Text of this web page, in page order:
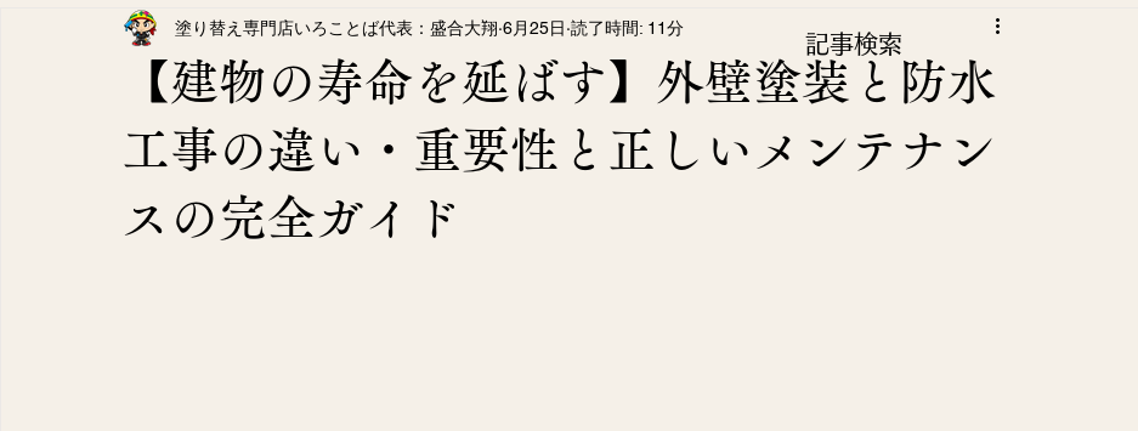
207件の記事
7件の記事
付帯部塗装 防水工事 外壁塗装 屋根塗装 塗装工事の豆知識 画像日記
【建物の寿命を延ばす】外壁塗装と防水
工事の違い・重要性と正しいメンテナン
スの完全ガイド
塗り替え専門店いろことば代表：盛合大翔 6月25日 読了時間: 11分
​記事検索